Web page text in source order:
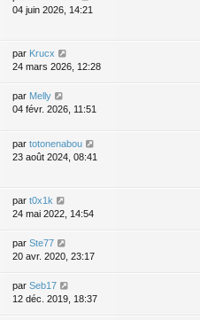
04 juin 2026, 14:21
par Krucx
24 mars 2026, 12:28
par Melly
04 févr. 2026, 11:51
par totonenabou
23 août 2024, 08:41
par t0x1k
24 mai 2022, 14:54
par Ste77
20 avr. 2020, 23:17
par Seb17
12 déc. 2019, 18:37